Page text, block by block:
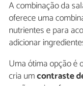
A combinação da
oferece uma
nutrientes e para
adicionar
Uma ótima opção é
cria umcontraste